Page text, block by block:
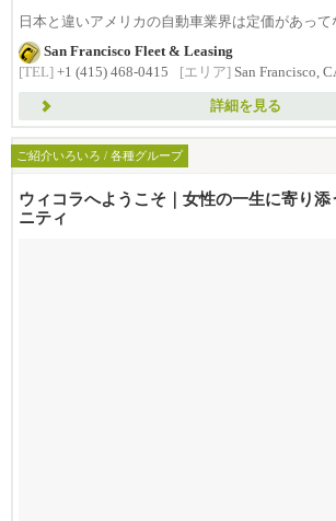
日本と違いアメリカの自動車業界は定価があっ
す。
したがって...
San Francisco Fleet & Leasing
[TEL] +1 (415) 468-0415 [エリア] San Francisco,
詳細を見る
ご紹介いろいろ / 各種グループ
ウィコラへようこそ｜女性の一生に寄り添
ニティ